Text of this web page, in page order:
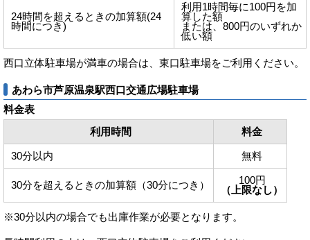
24時間を超えるときの加算額(24
時間につき)
利用1時間毎に100円を加
算した額
または、800円のいずれか
低い額
西口立体駐車場が満車の場合は、東口駐車場をご利用ください。
あわら市芦原温泉駅西口交通広場駐車場
料金表
利用時間
料金
30分以内 無料
30分を超えるときの加算額（30分につき）
100円
（上限なし）
※30分以内の場合でも出庫作業が必要となります。